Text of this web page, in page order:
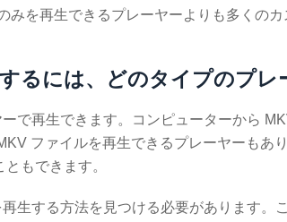
みを再生できるプレーヤーよりも多くの
るには、どのタイプのプレ
で再生できます。コンピューターから
ファイルを再生できるプレーヤーもあ
もできます。
生する方法を見つける必要があります。